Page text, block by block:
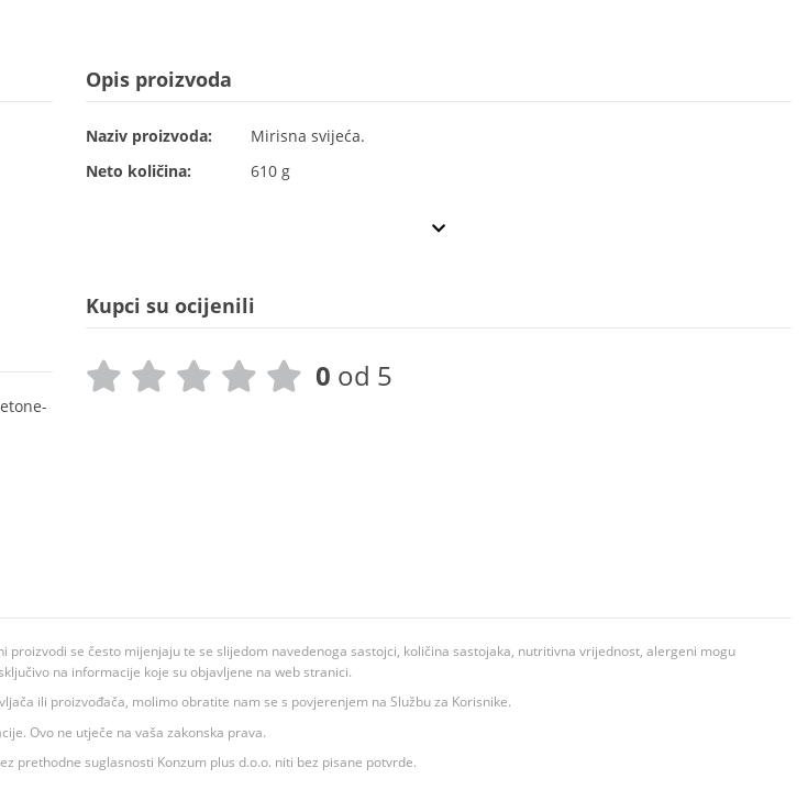
Opis proizvoda
Naziv proizvoda:
Mirisna svijeća.
Neto količina:
610 g
Kupci su ocijenili
0 od 5
se često mijenjaju te se slijedom navedenoga sastojci, količina sastojaka, nutritivna vrijednost, alergeni mogu
na informacije koje su objavljene na web stranici.
ili proizvođača, molimo obratite nam se s povjerenjem na Službu za Korisnike.
Ovo ne utječe na vaša zakonska prava.
prethodne suglasnosti Konzum plus d.o.o. niti bez pisane potvrde.